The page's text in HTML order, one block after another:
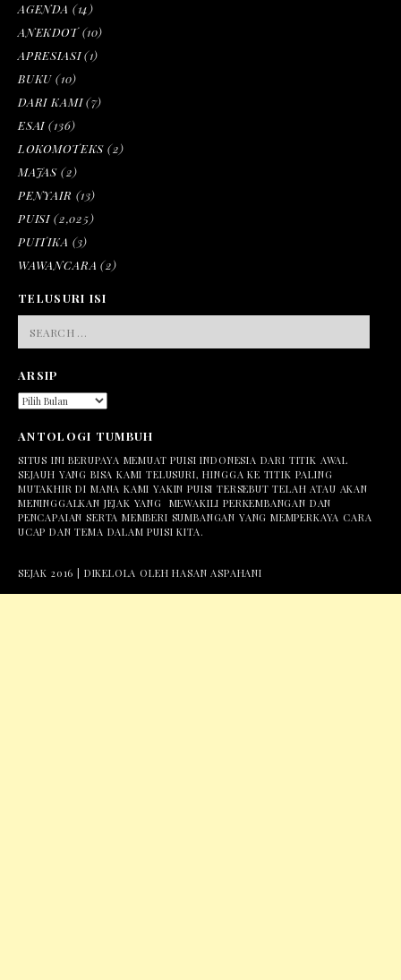
AGENDA (14)
ANEKDOT(10)
APRESIASI(1)
BUKU (10)
DARI KAMI(7)
ESAI (136)
LOKOMOTEKS (2)
MAJAS (2)
PENYAIR (13)
PUISI (2,025)
PUITIKA (3)
WAWANCARA (2)
TELUSURI ISI
FOR:
ARSIP
ARSIP
ANTOLOGI TUMBUH
SITUS INI BERUPAYA MEMUAT PUISI INDONESIA DARI TITIK AWAL
SEJAUH YANG BISA KAMI TELUSURI, HINGGA KE TITIK PALING
MUTAKHIR DI MANA KAMI YAKIN PUISI TERSEBUT TELAH ATAU AKAN
MENINGGALKAN JEJAK YANG MEWAKILI PERKEMBANGAN DAN
PENCAPAIAN SERTA MEMBERI SUMBANGAN YANG MEMPERKAYA CARA
UCAP DAN TEMA DALAM PUISI KITA.
SEJAK 2016 | DIKELOLA OLEH HASAN ASPAHANI